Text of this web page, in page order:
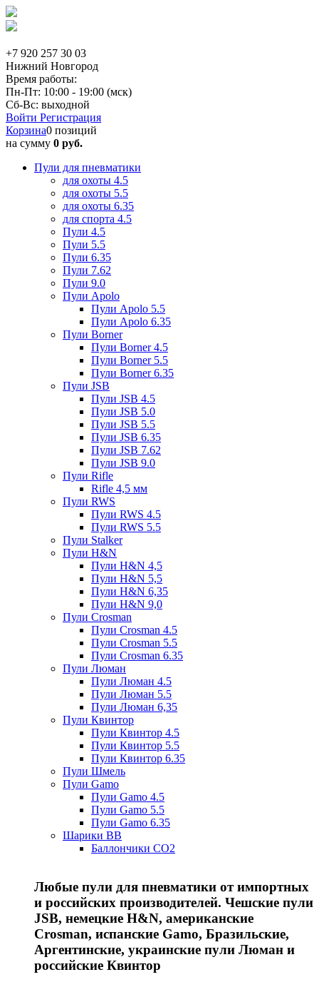
+7 920 257 30 03
Нижний Новгород
Время работы:
Пн-Пт: 10:00 - 19:00 (мск)
Сб-Вс: выходной
Войти Регистрация
Корзина0 позиций
на сумму 0 руб.
Пули для пневматики
для охоты 4.5
для охоты 5.5
для охоты 6.35
для спорта 4.5
Пули 4.5
Пули 5.5
Пули 6.35
Пули 7.62
Пули 9.0
Пули Apolo
Пули Apolo 5.5
Пули Apolo 6.35
Пули Borner
Пули Borner 4.5
Пули Borner 5.5
Пули Borner 6.35
Пули JSB
Пули JSB 4.5
Пули JSB 5.0
Пули JSB 5.5
Пули JSB 6.35
Пули JSB 7.62
Пули JSB 9.0
Пули Rifle
Rifle 4,5 мм
Пули RWS
Пули RWS 4.5
Пули RWS 5.5
Пули Stalker
Пули H&N
Пули H&N 4,5
Пули H&N 5,5
Пули H&N 6,35
Пули H&N 9,0
Пули Crosman
Пули Crosman 4.5
Пули Crosman 5.5
Пули Crosman 6.35
Пули Люман
Пули Люман 4.5
Пули Люман 5.5
Пули Люман 6,35
Пули Квинтор
Пули Квинтор 4.5
Пули Квинтор 5.5
Пули Квинтор 6.35
Пули Шмель
Пули Gamo
Пули Gamo 4.5
Пули Gamo 5.5
Пули Gamo 6.35
Шарики BB
Баллончики CO2
Любые пули для пневматики от импортных
и российских производителей. Чешские пули
JSB, немецкие H&N, американские
Crosman, испанские Gamo, Бразильские,
Аргентинские, украинские пули Люман и
российские Квинтор